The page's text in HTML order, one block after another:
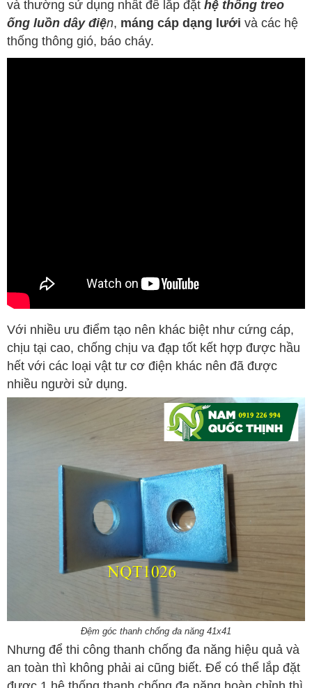
và thường sử dụng nhất để lắp đặt hệ thống treo
ống luồn dây điện, máng cáp dạng lưới và các hệ
thống thông gió, báo cháy.
Với nhiều ưu điểm tạo nên khác biệt như cứng cáp,
chịu tại cao, chống chịu va đạp tốt kết hợp được hầu
hết với các loại vật tư cơ điện khác nên đã được
nhiều người sử dụng.
Đệm góc thanh chống đa năng 41x41
Nhưng để thi công thanh chống đa năng hiệu quả và
an toàn thì không phải ai cũng biết. Để có thể lắp đặt